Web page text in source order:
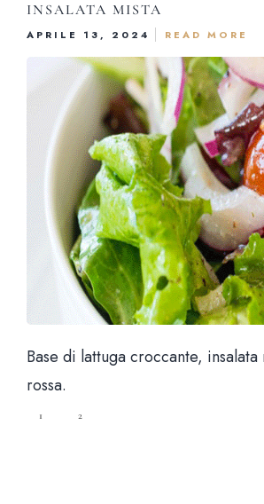
INSALATA MISTA
APRILE 13, 2024 READ MORE
Base di lattuga croccante,
rossa.
1 2